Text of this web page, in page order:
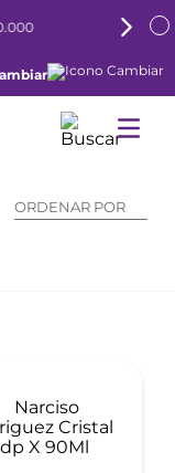
ORDENAR POR